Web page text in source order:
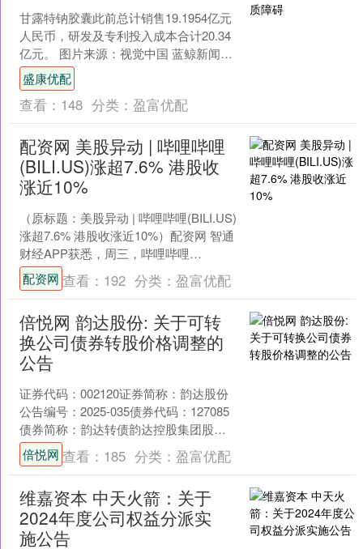
甘露特钠胶囊此前总计销售19.1954亿元
人民币，研发及专利投入成本合计20.34
亿元。 图片来源：视觉中国 蓝鲸新闻12
月23日讯（记者屠俊）12月15日，复....
盛康优配
查看： 148 分类： 盈富优配
配资网 美股异动 | 哔哩哔哩
(BILI.US)涨超7.6% 港股收
涨近10%
（原标题：美股异动 | 哔哩哔哩(BILI.US)
涨超7.6% 港股收涨近10%）配资网 智通
财经APP获悉，周三，哔哩哔哩
(BILI.US)股价走高，截至发稿....
配资网 查看： 192 分类： 盈富优配
倍悦网 韵达股份: 关于可转
换公司债券转股价格调整的
公告
证券代码：002120证券简称：韵达股份
公告编号：2025-035债券代码：127085
债券简称：韵达转债韵达控股集团股份
有限公司本公司及董事会全体成员保证
信息....
倍悦网 查看： 185 分类： 盈富优配
维嘉资本 中天火箭：关于
2024年度公司权益分派实
施公告